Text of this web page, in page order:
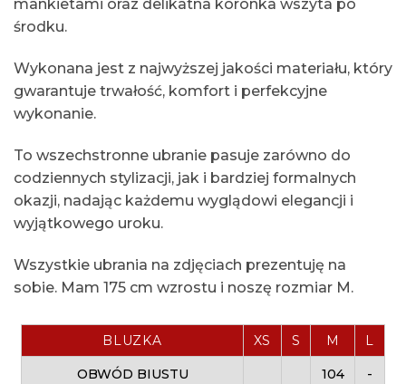
mankietami oraz delikatna koronka wszyta po
środku.
Wykonana jest z najwyższej jakości materiału, który
gwarantuje trwałość, komfort i perfekcyjne
wykonanie.
To wszechstronne ubranie pasuje zarówno do
codziennych stylizacji, jak i bardziej formalnych
okazji, nadając każdemu wyglądowi elegancji i
wyjątkowego uroku.
Wszystkie ubrania na zdjęciach prezentuję na
sobie. Mam 175 cm wzrostu i noszę rozmiar M.
BLUZKA XS S M L
OBWÓD BIUSTU 104 -